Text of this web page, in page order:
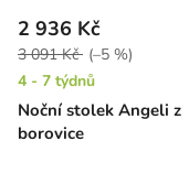
Noční stolek Angeli z
borovice
2 936 Kč
3 091 Kč (–5 %)
4 - 7 týdnů